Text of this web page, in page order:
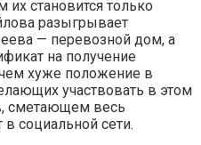
становится только
разыгрывает
— перевозной дом, а
на получение
хуже положение в
участвовать в этом
сметающем весь
социальной сети.